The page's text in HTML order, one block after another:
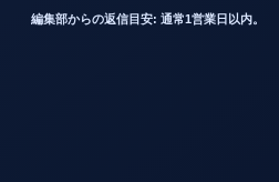
編集部からの返信目安: 通常1営業日以内。